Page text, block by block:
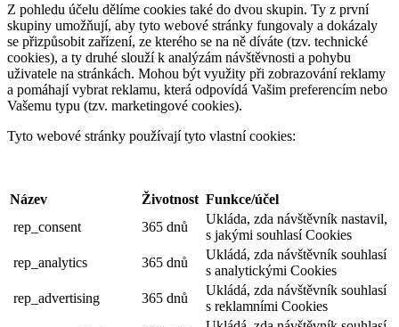
Z pohledu účelu dělíme cookies také do dvou skupin. Ty z první
skupiny umožňují, aby tyto webové stránky fungovaly a dokázaly
se přizpůsobit zařízení, ze kterého se na ně díváte (tzv. technické
cookies), a ty druhé slouží k analýzám návštěvnosti a pohybu
uživatele na stránkách. Mohou být využity při zobrazování reklamy
a pomáhají vybrat reklamu, která odpovídá Vašim preferencím nebo
Vašemu typu (tzv. marketingové cookies).
Tyto webové stránky používají tyto vlastní cookies:
Název Životnost Funkce/účel
rep_consent
365 dnů
Ukláda, zda návštěvník nastavil,
s jakými souhlasí Cookies
rep_analytics
365 dnů
Ukládá, zda návštěvník souhlasí
s analytickými Cookies
rep_advertising
365 dnů
Ukládá, zda návštěvník souhlasí
s reklamními Cookies